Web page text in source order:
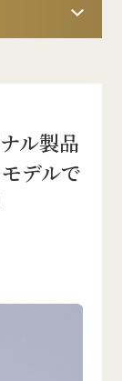
ル製品
デルで